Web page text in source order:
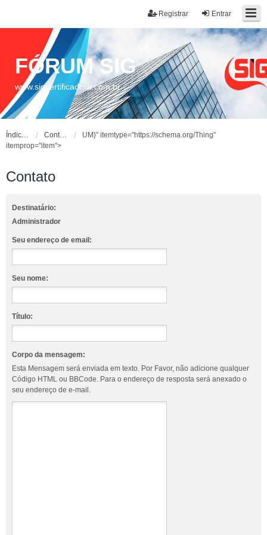
Entrar
Registrar
FÓRUM SIG
www.sigcertificadora.com.br
Índice do fórum Contato
UM}" itemtype="https://schema.org/Thing"
itemprop="item">
Contato
Destinatário:
Administrador
Seu endereço de email:
Seu nome:
Título:
Corpo da mensagem:
Esta Mensagem será enviada em texto. Por Favor, não adicione qualquer
Código HTML ou BBCode. Para o endereço de resposta será anexado o
seu endereço de e-mail.